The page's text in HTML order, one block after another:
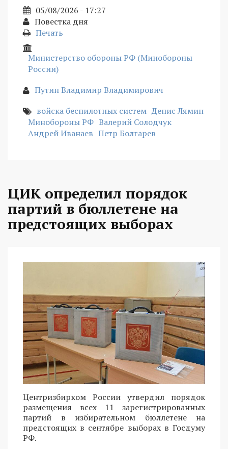
05/08/2026 - 17:27
Повестка дня
Печать
Министерство обороны РФ (Минобороны
России)
Путин Владимир Владимирович
войска беспилотных систем Денис Лямин
Минобороны РФ Валерий Солодчук
Андрей Иванаев Петр Болгарев
ЦИК определил порядок
партий в бюллетене на
предстоящих выборах
Центризбирком России утвердил порядок
размещения всех 11 зарегистрированных
партий в избирательном бюллетене на
предстоящих в сентябре выборах в Госдуму
РФ.